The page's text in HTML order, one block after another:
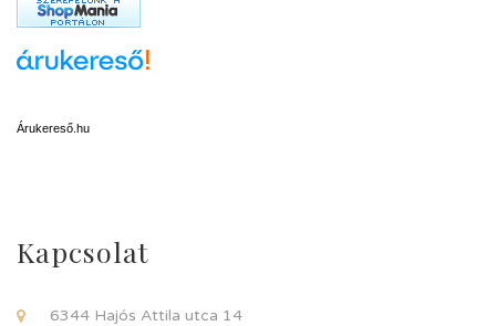
Árukereső.hu
Kapcsolat
6344 Hajós Attila utca 14